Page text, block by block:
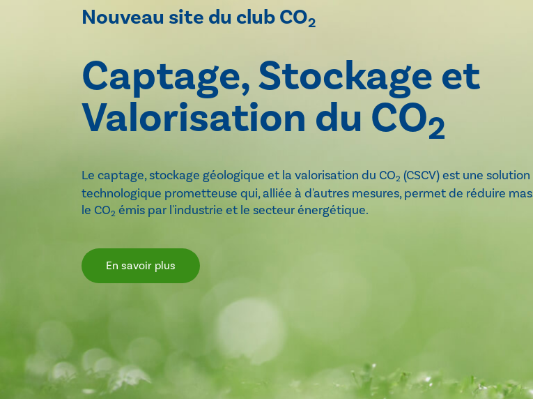
Nouveau site du club CO2
Captage, Stockage et
Valorisation du CO2
Le captage, stockage géologique et la valorisation du CO2 (CSCV) est une solution
technologique prometteuse qui, alliée à d'autres mesures, permet de réduire
le CO2 émis par l'industrie et le secteur énergétique.
En savoir plus